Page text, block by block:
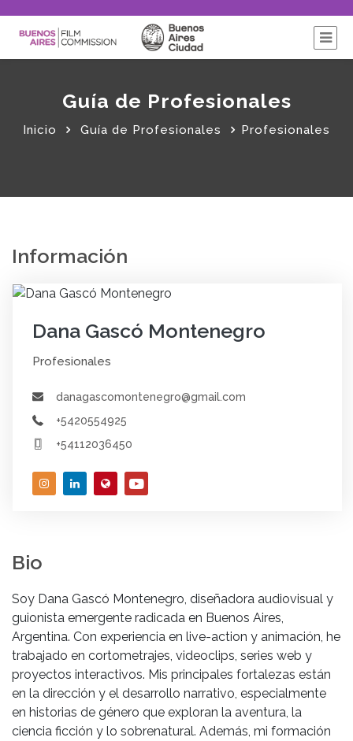
Guía de Profesionales
Inicio Guía de Profesionales Profesionales
Información
Dana Gascó Montenegro
Profesionales
danagascomontenegro@gmail.com
+5420554925
+54112036450
Bio
Soy Dana Gascó Montenegro, diseñadora audiovisual y
guionista emergente radicada en Buenos Aires,
Argentina. Con experiencia en live-action y animación, he
trabajado en cortometrajes, videoclips, series web y
proyectos interactivos. Mis principales fortalezas están
en la dirección y el desarrollo narrativo, especialmente
en historias de género que exploran la aventura, la
ciencia ficción y lo sobrenatural. Además, mi formación